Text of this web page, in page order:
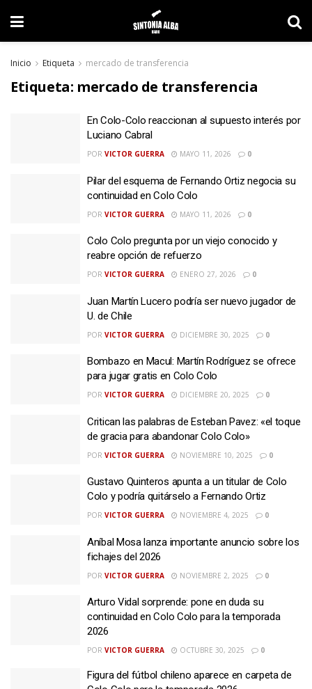
Inicio Etiqueta mercado de transferencia
Etiqueta: mercado de transferencia
En Colo-Colo reaccionan al supuesto interés por
Luciano Cabral
POR VICTOR GUERRA MAYO 11, 2026 0
Pilar del esquema de Fernando Ortiz negocia su
continuidad en Colo Colo
POR VICTOR GUERRA MAYO 11, 2026 0
Colo Colo pregunta por un viejo conocido y
reabre opción de refuerzo
POR VICTOR GUERRA ENERO 27, 2026 0
Juan Martín Lucero podría ser nuevo jugador de
U. de Chile
POR VICTOR GUERRA DICIEMBRE 30, 2025 0
Bombazo en Macul: Martín Rodríguez se ofrece
para jugar gratis en Colo Colo
POR VICTOR GUERRA DICIEMBRE 20, 2025 0
Critican las palabras de Esteban Pavez: «el toque
de gracia para abandonar Colo Colo»
POR VICTOR GUERRA NOVIEMBRE 10, 2025 0
Gustavo Quinteros apunta a un titular de Colo
Colo y podría quitárselo a Fernando Ortiz
POR VICTOR GUERRA NOVIEMBRE 4, 2025 0
Aníbal Mosa lanza importante anuncio sobre los
fichajes del 2026
POR VICTOR GUERRA NOVIEMBRE 2, 2025 0
Arturo Vidal sorprende: pone en duda su
continuidad en Colo Colo para la temporada
2026
POR VICTOR GUERRA OCTUBRE 30, 2025 0
Figura del fútbol chileno aparece en carpeta de